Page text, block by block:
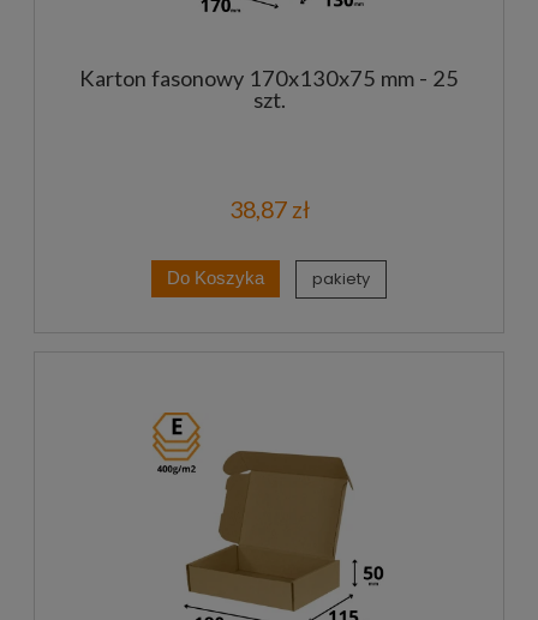
Karton fasonowy 170x130x75 mm - 25
szt.
38,87 zł
Do Koszyka pakiety